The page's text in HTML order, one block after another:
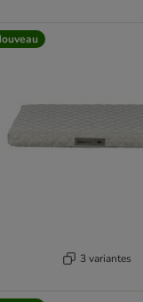
3 variantes